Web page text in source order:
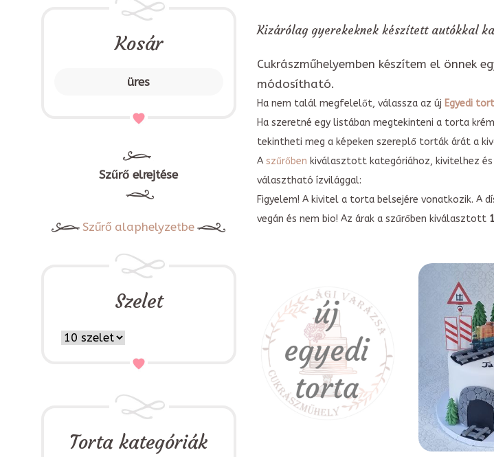
Kosár
üres
Szűrő elrejtése
Szűrő alaphelyzetbe
Szelet
Torta kategóriák
Kizárólag gyerekeknek készített autókkal
Cukrászműhelyemben készítem el
módosítható.
Ha nem talál megfelelőt, válassza az új Egyedi
Ha szeretné egy listában megtekinteni a torta
tekintheti meg a képeken szereplő torták árát a
A szűrőben kiválasztott kategóriához, kivitelhez
választható ízvilággal:
Figyelem! A kivitel a torta belsejére vonatkozik.
vegán és nem bio! Az árak a szűrőben kiválasztott